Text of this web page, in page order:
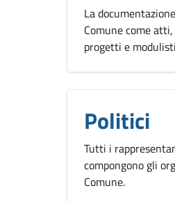
La
Comune come
progetti e
Politici
Tutti i
compongono gli
Comune.